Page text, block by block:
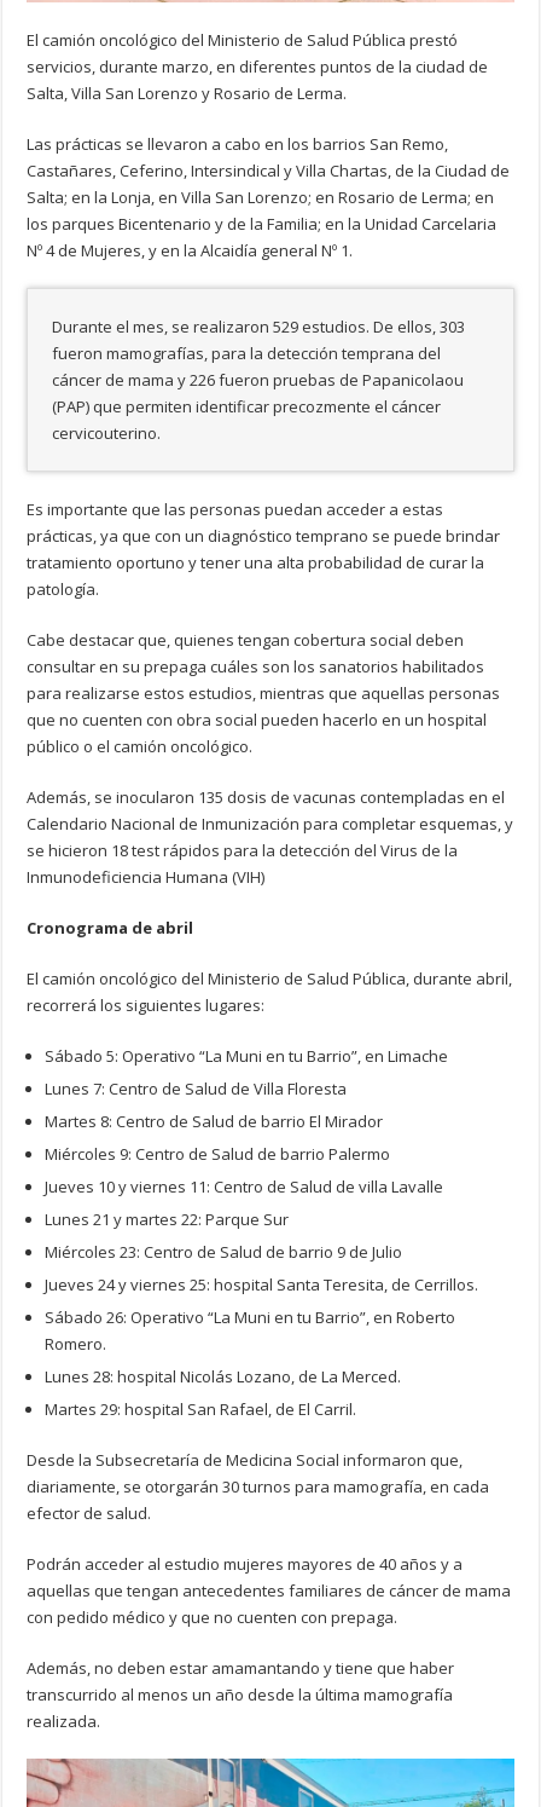
El camión oncológico del Ministerio de Salud Pública prestó
servicios, durante marzo, en diferentes puntos de la ciudad de
Salta, Villa San Lorenzo y Rosario de Lerma.
Las prácticas se llevaron a cabo en los barrios San Remo,
Castañares, Ceferino, Intersindical y Villa Chartas, de la Ciudad de
Salta; en la Lonja, en Villa San Lorenzo; en Rosario de Lerma; en
los parques Bicentenario y de la Familia; en la Unidad Carcelaria
Nº 4 de Mujeres, y en la Alcaidía general Nº 1.
Durante el mes, se realizaron 529 estudios. De ellos, 303
fueron mamografías, para la detección temprana del
cáncer de mama y 226 fueron pruebas de Papanicolaou
(PAP) que permiten identificar precozmente el cáncer
cervicouterino.
Es importante que las personas puedan acceder a estas
prácticas, ya que con un diagnóstico temprano se puede brindar
tratamiento oportuno y tener una alta probabilidad de curar la
patología.
Cabe destacar que, quienes tengan cobertura social deben
consultar en su prepaga cuáles son los sanatorios habilitados
para realizarse estos estudios, mientras que aquellas personas
que no cuenten con obra social pueden hacerlo en un hospital
público o el camión oncológico.
Además, se inocularon 135 dosis de vacunas contempladas en el
Calendario Nacional de Inmunización para completar esquemas, y
se hicieron 18 test rápidos para la detección del Virus de la
Inmunodeficiencia Humana (VIH)
Cronograma de abril
El camión oncológico del Ministerio de Salud Pública, durante abril,
recorrerá los siguientes lugares:
Sábado 5: Operativo “La Muni en tu Barrio”, en Limache
Lunes 7: Centro de Salud de Villa Floresta
Martes 8: Centro de Salud de barrio El Mirador
Miércoles 9: Centro de Salud de barrio Palermo
Jueves 10 y viernes 11: Centro de Salud de villa Lavalle
Lunes 21 y martes 22: Parque Sur
Miércoles 23: Centro de Salud de barrio 9 de Julio
Jueves 24 y viernes 25: hospital Santa Teresita, de Cerrillos.
Sábado 26: Operativo “La Muni en tu Barrio”, en Roberto
Romero.
Lunes 28: hospital Nicolás Lozano, de La Merced.
Martes 29: hospital San Rafael, de El Carril.
Desde la Subsecretaría de Medicina Social informaron que,
diariamente, se otorgarán 30 turnos para mamografía, en cada
efector de salud.
Podrán acceder al estudio mujeres mayores de 40 años y a
aquellas que tengan antecedentes familiares de cáncer de mama
con pedido médico y que no cuenten con prepaga.
Además, no deben estar amamantando y tiene que haber
transcurrido al menos un año desde la última mamografía
realizada.